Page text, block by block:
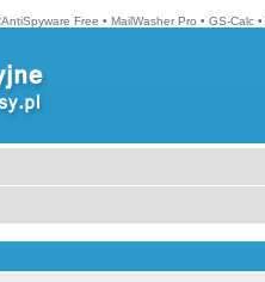
Free • MailWasher Pro • GS-Calc •